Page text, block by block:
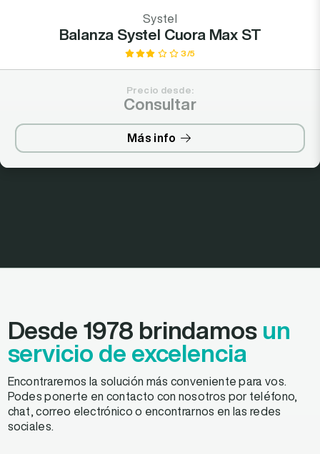
Systel
Balanza Systel Cuora Max ST
3/5
Precio desde:
Consultar
Más info
Desde 1978 brindamos un
servicio de excelencia
Encontraremos la solución más conveniente para vos.
Podes ponerte en contacto con nosotros por teléfono,
chat, correo electrónico o encontrarnos en las redes
sociales.